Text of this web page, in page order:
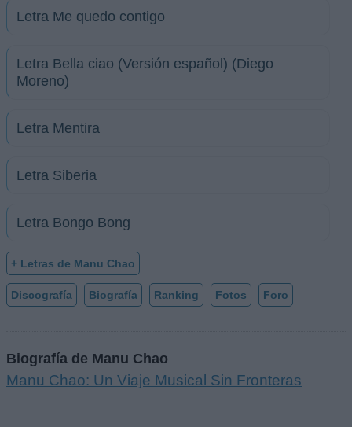
Letra Me quedo contigo
Letra Bella ciao (Versión español) (Diego
Moreno)
Letra Mentira
Letra Siberia
Letra Bongo Bong
+ Letras de Manu Chao
Discografía Biografía Ranking Fotos Foro
Biografía de Manu Chao
Manu Chao: Un Viaje Musical Sin Fronteras